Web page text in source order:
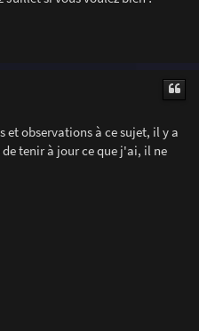
et observations à ce sujet, il y a
tenir à jour ce que j'ai, il ne